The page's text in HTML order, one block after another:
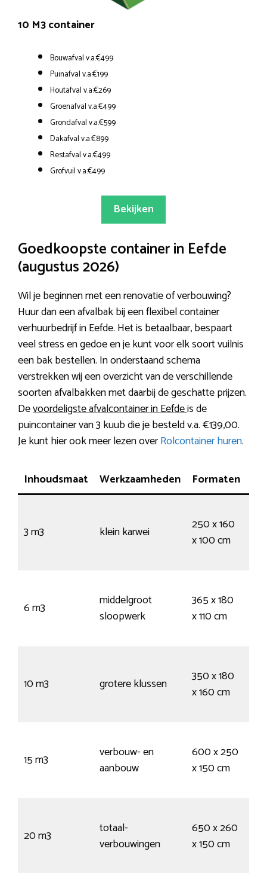
10 M3 container
Bouwafval v.a.€499
Puinafval v.a.€199
Houtafval v.a.€269
Groenafval v.a.€499
Grondafval v.a.€599
Dakafval v.a.€899
Restafval v.a.€499
Grofvuil v.a.€499
Bekijken
Goedkoopste container in Eefde
(augustus 2026)
Wil je beginnen met een renovatie of verbouwing?
Huur dan een afvalbak bij een flexibel container
verhuurbedrijf in Eefde. Het is betaalbaar, bespaart
veel stress en gedoe en je kunt voor elk soort vuilnis
een bak bestellen. In onderstaand schema
verstrekken wij een overzicht van de verschillende
soorten afvalbakken met daarbij de geschatte prijzen.
Devoordeligste afvalcontainer in Eefdeis de
puincontainer van 3 kuub die je besteld v.a. €139,00.
Je kunt hier ook meer lezen overRolcontainer huren.
Inhoudsmaat Werkzaamheden Formaten
3 m3 klein karwei
250 x 160
x 100 cm
6 m3
middelgroot
sloopwerk
365 x 180
x 110 cm
10 m3 grotere klussen
350 x 180
x 160 cm
15 m3
verbouw- en
aanbouw
600 x 250
x 150 cm
20 m3
totaal-
verbouwingen
650 x 260
x 150 cm